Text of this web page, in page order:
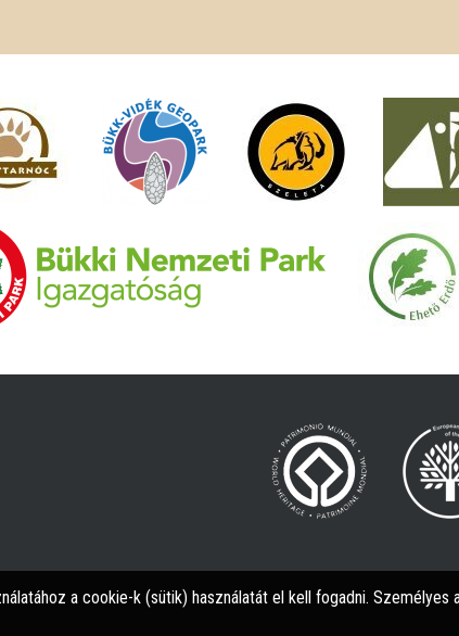
a cookie-k (sütik) használatát el kell fogadni. Személyes